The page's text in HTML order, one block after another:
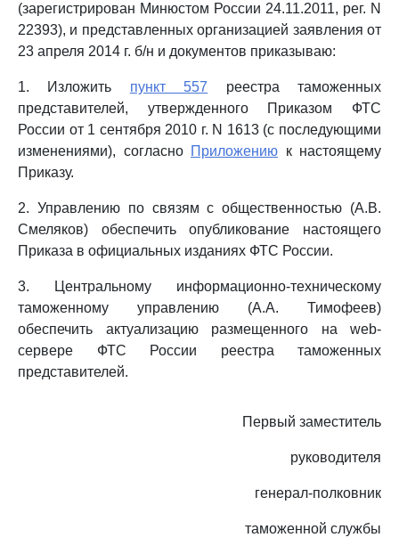
(зарегистрирован Минюстом России 24.11.2011, рег. N
22393), и представленных организацией заявления от
23 апреля 2014 г. б/н и документов приказываю:
1. Изложить пункт 557 реестра таможенных
представителей, утвержденного Приказом ФТС
России от 1 сентября 2010 г. N 1613 (с последующими
изменениями), согласно Приложению к настоящему
Приказу.
2. Управлению по связям с общественностью (А.В.
Смеляков) обеспечить опубликование настоящего
Приказа в официальных изданиях ФТС России.
3. Центральному информационно-техническому
таможенному управлению (А.А. Тимофеев)
обеспечить актуализацию размещенного на web-
сервере ФТС России реестра таможенных
представителей.
Первый заместитель
руководителя
генерал-полковник
таможенной службы